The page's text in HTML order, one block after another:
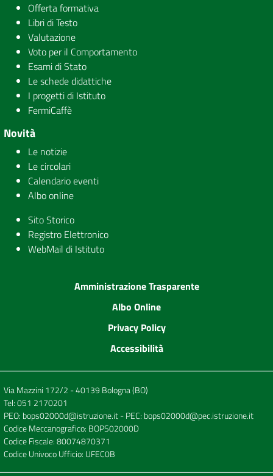
Offerta formativa
Libri di Testo
Valutazione
Voto per il Comportamento
Esami di Stato
Le schede didattiche
I progetti di Istituto
FermiCaffè
Novità
Le notizie
Le circolari
Calendario eventi
Albo online
Sito Storico
Registro Elettronico
WebMail di Istituto
Amministrazione Trasparente
Albo Online
Privacy Policy
Accessibilità
Via Mazzini 172/2 - 40139 Bologna (BO)
Tel:051 2170201
PEO: bops02000d@istruzione.it- PEC: bops02000d@pec.istruzione.it
Codice Meccanografico: BOPS02000D
Codice Fiscale: 80074870371
Codice Univoco Ufficio: UFEC0B